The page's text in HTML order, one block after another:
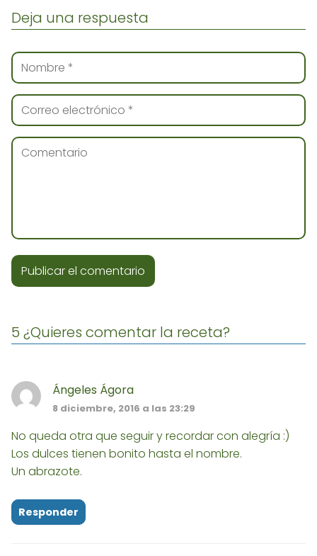
5 ¿Quieres comentar la receta?
Ángeles Ágora
8 diciembre, 2016 a las 23:29
No queda otra que seguir y recordar con alegría :)
Los dulces tienen bonito hasta el nombre.
Un abrazote.
Responder
Deja una respuesta